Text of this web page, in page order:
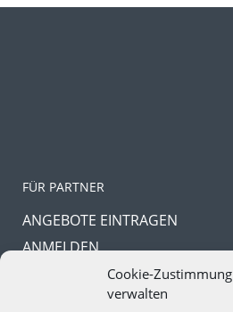
Cookie-Zustimmung
verwalten
FÜR PARTNER
ANGEBOTE EINTRAGEN
ANMELDEN
PASSWORT VERGESSEN